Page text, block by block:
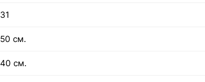
31
50 см.
40 см.